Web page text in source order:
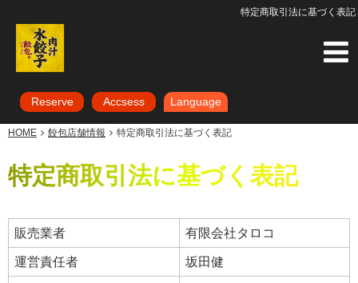
特定商取引法に基づく表記
Reserve Accsess Language
HOME 餃包店舗情報 特定商取引法に基づく表記
特定商取引法に基づく表記
販売業者 有限会社タロコ
運営責任者 坂田健